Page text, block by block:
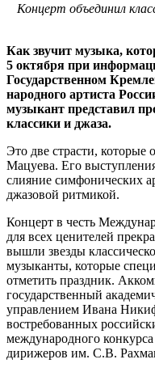
Концерт объединил
Как звучит музыка,
5 октября при
Государственном
народного артиста
музыкант представил
классики и джаза.
Это две страсти, которые
Мацуева. Его
слияние симфонических
джазовой ритмикой.
Концерт в честь
для всех ценителей
вышли звезды
музыканты, которые
отметить праздник.
государственный
управлением Ивана
востребованных
международного
дирижеров им. С.В.